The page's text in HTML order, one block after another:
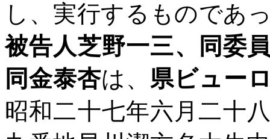
し、実行するものであ
被告人芝野一三、同委
同金泰杏は、 県ビュー
昭和二十七年六月二十